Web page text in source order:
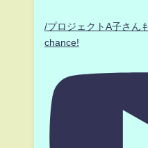
/プロジェクトA子さ
chance!